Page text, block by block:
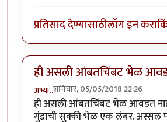
प्रतिसाद देण्यासाठीलॉग इन करा
ही असली आंबतचिंबट भेळ
अभ्या..शनिवार, 05/05/2018 22:26
ही असली आंबतचिंबट भेळ आवडत नाही
गुंडाची सुक्की भेळ एक लंबर. अस्सल